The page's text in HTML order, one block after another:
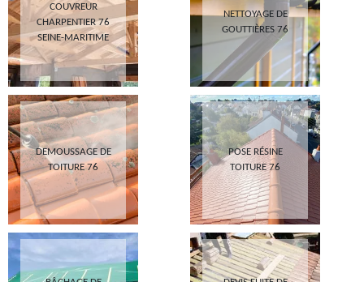
COUVREUR
CHARPENTIER 76
SEINE-MARITIME
NETTOYAGE DE
GOUTTIÈRES 76
DEMOUSSAGE DE
TOITURE 76
POSE RÉSINE
TOITURE 76